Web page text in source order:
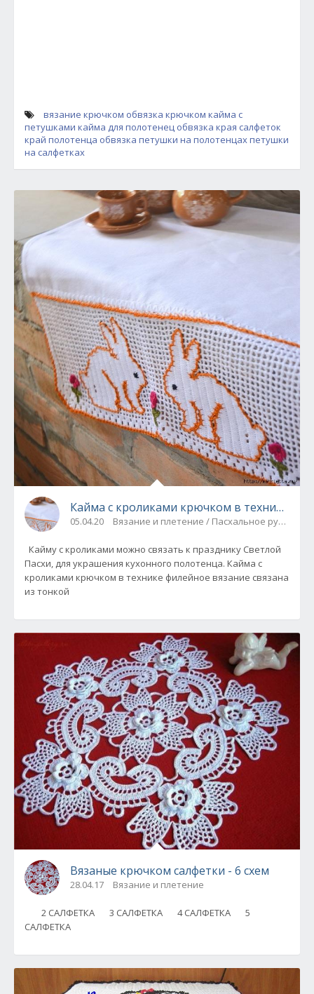
вязание крючком обвязка крючком кайма с
петушками кайма для полотенец обвязка края салфеток
край полотенца обвязка петушки на полотенцахпетушки
на салфетках
Кайма с кроликами крючком в технике
05.04.20 Вязание и плетение / Пасхальное
Кайму с кроликами можно связать к празднику Светлой
Пасхи, для украшения кухонного полотенца. Кайма с
кроликами крючком в технике филейное вязание связана
из тонкой
Вязаные крючком салфетки - 6 схем
28.04.17 Вязание и плетение